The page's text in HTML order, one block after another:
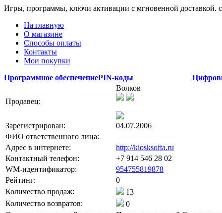
Игры, программы, ключи активации с мгновенной доставкой.
На главную
О магазине
Способы оплаты
Контакты
Мои покупки
Программное обеспечениеPIN-коды
Продавец:
Волков
Зарегистрирован:
04.07.2006
ФИО ответственного лица:
Адрес в интернете:
http://kiosksofta.ru
Контактный телефон:
+7 914 546 28 02
WM-идентификатор:
954755819878
Рейтинг:
0
Количество продаж:
13
Количество возвратов:
0